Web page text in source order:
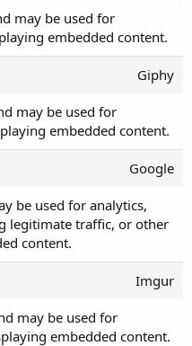
may be used for
embedded content.
Giphy
may be used for
embedded content.
Google
be used for analytics,
legitimate traffic, or other
content.
Imgur
may be used for
embedded content.